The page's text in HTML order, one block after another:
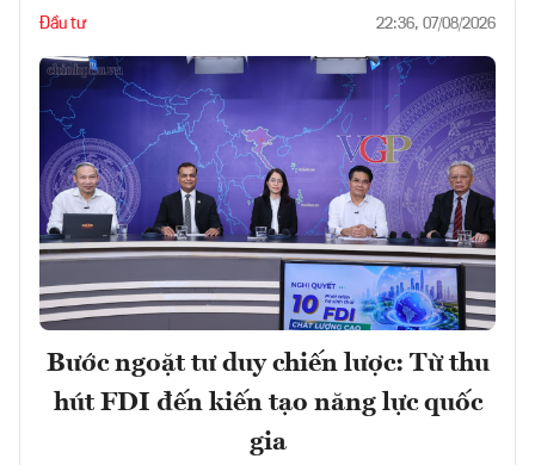
Đầu tư 22:36, 07/08/2026
Bước ngoặt tư duy chiến lược: Từ thu
hút FDI đến kiến tạo năng lực quốc
gia